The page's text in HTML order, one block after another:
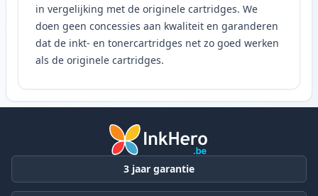
in vergelijking met de originele cartridges. We
doen geen concessies aan kwaliteit en garanderen
dat de inkt- en tonercartridges net zo goed werken
als de originele cartridges.
3 jaar garantie